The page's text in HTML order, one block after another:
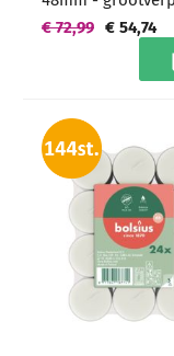
€ 54,74
€ 72,99